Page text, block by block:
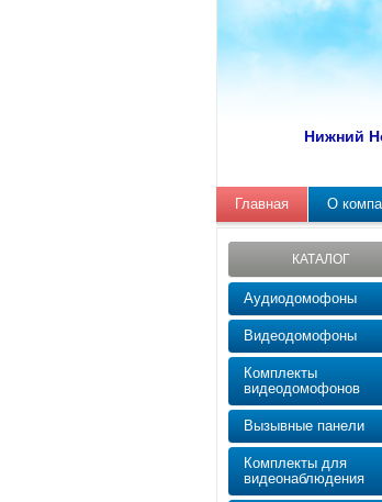
Нижний
Главная О
КАТАЛОГ
Аудиодомофоны
Видеодомофоны
Комплекты
видеодомофонов
Вызывные панели
Комплекты для
видеонаблюдения